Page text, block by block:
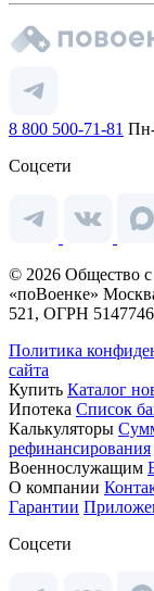
8 800 500-71-81
Соцсети
© 2026 Общество с
«поВоенке»
521, ОГРН
Политика
сайта
Купить Каталог
Ипотека Список
Калькуляторы
рефинансирования
Военнослужащим
О компании
Гарантии
Соцсети